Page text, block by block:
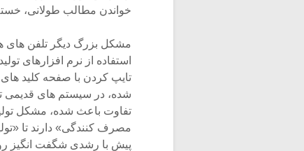
خواندن مطالب طولانی،
مشکل بزرگ دیگر تلفن های
استفاده از نرم افزارهای
تایپ کردن با صفحه کلید
شده، در سیستم های قدیمی
تفاوت باعث شده، مشکل
مصرف کنندگی» دارند تا
پیش با رشدی شگفت انگیز